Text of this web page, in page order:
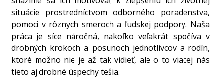
situácie prostredníctvom odborného poradenstva,
pomoci v rôznych smeroch a ľudskej podpory. Naša
práca je síce náročná, nakoľko veľakrát spočíva v
drobných krokoch a posunoch jednotlivcov a rodín,
ktoré možno nie je až tak vidieť, ale o to viacej nás
tieto aj drobné úspechy tešia.